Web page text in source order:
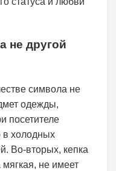
не другой
символа не
одежды,
посетителе
в холодных
Во-вторых, кепка
мягкая, не имеет